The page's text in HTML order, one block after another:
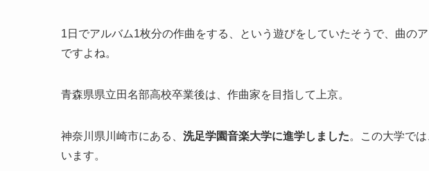
1日でアルバム1枚分の作曲をする、という遊びをしていたそうで、曲の
ですよね。
青森県県立田名部高校卒業後は、作曲家を目指して上京。
神奈川県川崎市にある、 洗足学園音楽大学に進学しました。この大学で
います。